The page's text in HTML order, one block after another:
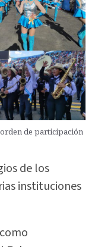
de participación
de los
instituciones